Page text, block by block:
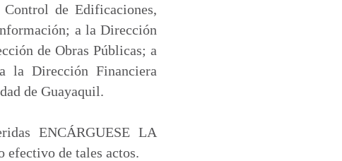
de Edificaciones,
a la Dirección
de Obras Públicas; a
la Dirección Financiera
de Guayaquil.
ENCÁRGUESE LA
de tales actos.